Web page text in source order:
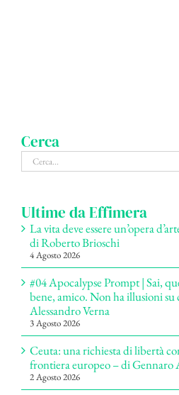
Cerca
Cerca
per:
Ultime da Effimera
La vita deve essere un’opera
di Roberto Brioschi
4 Agosto 2026
#04 Apocalypse Prompt | Sai,
bene, amico. Non ha illusioni su
Alessandro Verna
3 Agosto 2026
Ceuta: una richiesta di libertà
frontiera europeo – di Gennaro
2 Agosto 2026